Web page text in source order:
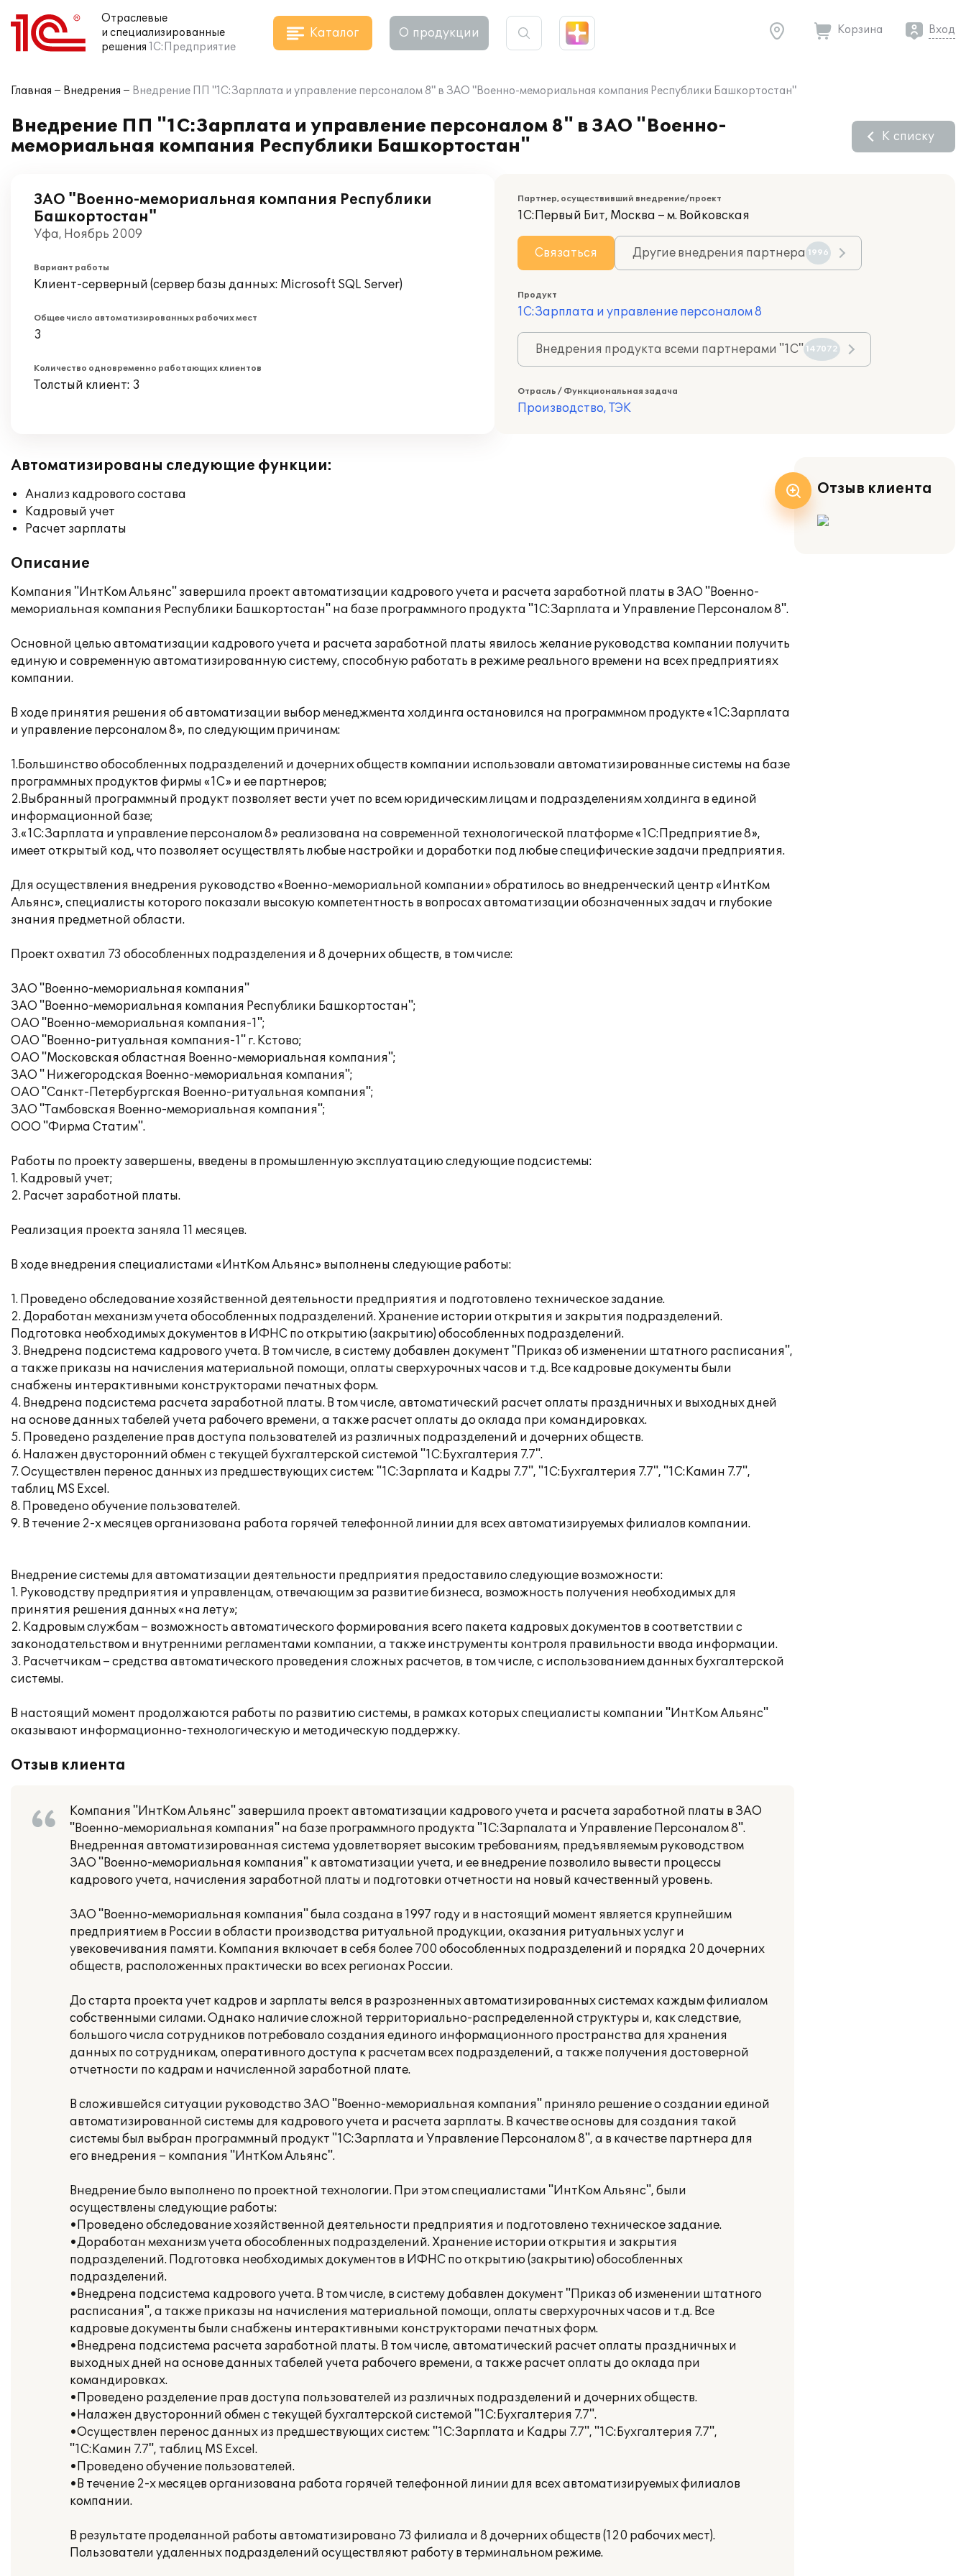
Отраслевые
и специализированные
решения 1С:Предприятие
Каталог О продукции Корзина Вход
Главная Внедрения Внедрение ПП "1С:Зарплата и управление персоналом 8" в ЗАО "Военно-мемориальная компания Республики Башкортостан"
Внедрение ПП "1С:Зарплата и управление персоналом 8" в ЗАО "Военно-
мемориальная компания Республики Башкортостан"
К списку
ЗАО "Военно-мемориальная компания Республики
Башкортостан"
Уфа, Ноябрь 2009
Вариант работы
Клиент-серверный (сервер базы данных: Microsoft SQL Server)
Общее число автоматизированных рабочих мест
3
Количество одновременно работающих клиентов
Толстый клиент: 3
Партнер, осуществивший внедрение/проект
1С:Первый Бит, Москва – м. Войковская
Связаться Другие внедрения партнера 1996
Продукт
1С:Зарплата и управление персоналом 8
Внедрения продукта всеми партнерами "1С" 147072
Отрасль / Функциональная задача
Производство, ТЭК
Автоматизированы следующие функции:
Анализ кадрового состава
Кадровый учет
Расчет зарплаты
Описание
Компания "ИнтКом Альянс" завершила проект автоматизации кадрового учета и расчета заработной платы в ЗАО "Военно-
мемориальная компания Республики Башкортостан" на базе программного продукта "1С:Зарплата и Управление Персоналом 8".
Основной целью автоматизации кадрового учета и расчета заработной платы явилось желание руководства компании получить
единую и современную автоматизированную систему, способную работать в режиме реального времени на всех предприятиях
компании.
В ходе принятия решения об автоматизации выбор менеджмента холдинга остановился на программном продукте «1С:Зарплата
и управление персоналом 8», по следующим причинам:
1.Большинство обособленных подразделений и дочерних обществ компании использовали автоматизированные системы на базе
программных продуктов фирмы «1С» и ее партнеров;
2.Выбранный программный продукт позволяет вести учет по всем юридическим лицам и подразделениям холдинга в единой
информационной базе;
3.«1С:Зарплата и управление персоналом 8» реализована на современной технологической платформе «1С:Предприятие 8»,
имеет открытый код, что позволяет осуществлять любые настройки и доработки под любые специфические задачи предприятия.
Для осуществления внедрения руководство «Военно-мемориальной компании» обратилось во внедренческий центр «ИнтКом
Альянс», специалисты которого показали высокую компетентность в вопросах автоматизации обозначенных задач и глубокие
знания предметной области.
Проект охватил 73 обособленных подразделения и 8 дочерних обществ, в том числе:
ЗАО "Военно-мемориальная компания"
ЗАО "Военно-мемориальная компания Республики Башкортостан";
ОАО "Военно-мемориальная компания-1";
ОАО "Военно-ритуальная компания-1" г. Кстово;
ОАО "Московская областная Военно-мемориальная компания";
ЗАО " Нижегородская Военно-мемориальная компания";
ОАО "Санкт-Петербургская Военно-ритуальная компания";
ЗАО "Тамбовская Военно-мемориальная компания";
ООО "Фирма Статим".
Работы по проекту завершены, введены в промышленную эксплуатацию следующие подсистемы:
1. Кадровый учет;
2. Расчет заработной платы.
Реализация проекта заняла 11 месяцев.
В ходе внедрения специалистами «ИнтКом Альянс» выполнены следующие работы:
1. Проведено обследование хозяйственной деятельности предприятия и подготовлено техническое задание.
2. Доработан механизм учета обособленных подразделений. Хранение истории открытия и закрытия подразделений.
Подготовка необходимых документов в ИФНС по открытию (закрытию) обособленных подразделений.
3. Внедрена подсистема кадрового учета. В том числе, в систему добавлен документ "Приказ об изменении штатного расписания",
а также приказы на начисления материальной помощи, оплаты сверхурочных часов и т.д. Все кадровые документы были
снабжены интерактивными конструкторами печатных форм.
4. Внедрена подсистема расчета заработной платы. В том числе, автоматический расчет оплаты праздничных и выходных дней
на основе данных табелей учета рабочего времени, а также расчет оплаты до оклада при командировках.
5. Проведено разделение прав доступа пользователей из различных подразделений и дочерних обществ.
6. Налажен двусторонний обмен с текущей бухгалтерской системой "1С:Бухгалтерия 7.7".
7. Осуществлен перенос данных из предшествующих систем: "1С:Зарплата и Кадры 7.7", "1С:Бухгалтерия 7.7", "1С:Камин 7.7",
таблиц MS Excel.
8. Проведено обучение пользователей.
9. В течение 2-х месяцев организована работа горячей телефонной линии для всех автоматизируемых филиалов компании.
Внедрение системы для автоматизации деятельности предприятия предоставило следующие возможности:
1. Руководству предприятия и управленцам, отвечающим за развитие бизнеса, возможность получения необходимых для
принятия решения данных «на лету»;
2. Кадровым службам – возможность автоматического формирования всего пакета кадровых документов в соответствии с
законодательством и внутренними регламентами компании, а также инструменты контроля правильности ввода информации.
3. Расчетчикам – средства автоматического проведения сложных расчетов, в том числе, с использованием данных бухгалтерской
системы.
В настоящий момент продолжаются работы по развитию системы, в рамках которых специалисты компании "ИнтКом Альянс"
оказывают информационно-технологическую и методическую поддержку.
Отзыв клиента
Компания "ИнтКом Альянс" завершила проект автоматизации кадрового учета и расчета заработной платы в ЗАО
"Военно-мемориальная компания" на базе программного продукта "1С:Зарпалата и Управление Персоналом 8".
Внедренная автоматизированная система удовлетворяет высоким требованиям, предъявляемым руководством
ЗАО "Военно-мемориальная компания" к автоматизации учета, и ее внедрение позволило вывести процессы
кадрового учета, начисления заработной платы и подготовки отчетности на новый качественный уровень.
ЗАО "Военно-мемориальная компания" была создана в 1997 году и в настоящий момент является крупнейшим
предприятием в России в области производства ритуальной продукции, оказания ритуальных услуг и
увековечивания памяти. Компания включает в себя более 700 обособленных подразделений и порядка 20 дочерних
обществ, расположенных практически во всех регионах России.
До старта проекта учет кадров и зарплаты велся в разрозненных автоматизированных системах каждым филиалом
собственными силами. Однако наличие сложной территориально-распределенной структуры и, как следствие,
большого числа сотрудников потребовало создания единого информационного пространства для хранения
данных по сотрудникам, оперативного доступа к расчетам всех подразделений, а также получения достоверной
отчетности по кадрам и начисленной заработной плате.
В сложившейся ситуации руководство ЗАО "Военно-мемориальная компания" приняло решение о создании единой
автоматизированной системы для кадрового учета и расчета зарплаты. В качестве основы для создания такой
системы был выбран программный продукт "1С:Зарплата и Управление Персоналом 8", а в качестве партнера для
его внедрения – компания "ИнтКом Альянс".
Внедрение было выполнено по проектной технологии. При этом специалистами "ИнтКом Альянс", были
осуществлены следующие работы:
•Проведено обследование хозяйственной деятельности предприятия и подготовлено техническое задание.
•Доработан механизм учета обособленных подразделений. Хранение истории открытия и закрытия
подразделений. Подготовка необходимых документов в ИФНС по открытию (закрытию) обособленных
подразделений.
•Внедрена подсистема кадрового учета. В том числе, в систему добавлен документ "Приказ об изменении штатного
расписания", а также приказы на начисления материальной помощи, оплаты сверхурочных часов и т.д. Все
кадровые документы были снабжены интерактивными конструкторами печатных форм.
•Внедрена подсистема расчета заработной платы. В том числе, автоматический расчет оплаты праздничных и
выходных дней на основе данных табелей учета рабочего времени, а также расчет оплаты до оклада при
командировках.
•Проведено разделение прав доступа пользователей из различных подразделений и дочерних обществ.
•Налажен двусторонний обмен с текущей бухгалтерской системой "1С:Бухгалтерия 7.7".
•Осуществлен перенос данных из предшествующих систем: "1С:Зарплата и Кадры 7.7", "1С:Бухгалтерия 7.7",
"1С:Камин 7.7", таблиц MS Excel.
•Проведено обучение пользователей.
•В течение 2-х месяцев организована работа горячей телефонной линии для всех автоматизируемых филиалов
компании.
В результате проделанной работы автоматизировано 73 филиала и 8 дочерних обществ (120 рабочих мест).
Пользователи удаленных подразделений осуществляют работу в терминальном режиме.
Отзыв клиента